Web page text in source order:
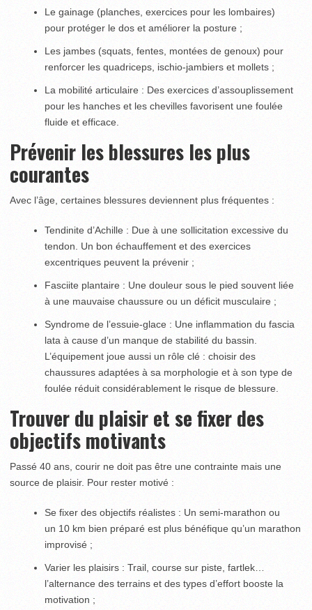
Le gainage (planches, exercices pour les lombaires)
pour protéger le dos et améliorer la posture ;
Les jambes (squats, fentes, montées de genoux) pour
renforcer les quadriceps, ischio-jambiers et mollets ;
La mobilité articulaire : Des exercices d’assouplissement
pour les hanches et les chevilles favorisent une foulée
fluide et efficace.
Prévenir les blessures les plus
courantes
Avec l’âge, certaines blessures deviennent plus fréquentes :
Tendinite d’Achille : Due à une sollicitation excessive du
tendon. Un bon échauffement et des exercices
excentriques peuvent la prévenir ;
Fasciite plantaire : Une douleur sous le pied souvent liée
à une mauvaise chaussure ou un déficit musculaire ;
Syndrome de l’essuie-glace : Une inflammation du fascia
lata à cause d’un manque de stabilité du bassin.
L’équipement joue aussi un rôle clé : choisir des
chaussures adaptées à sa morphologie et à son type de
foulée réduit considérablement le risque de blessure.
Trouver du plaisir et se fixer des
objectifs motivants
Passé 40 ans, courir ne doit pas être une contrainte mais une
source de plaisir. Pour rester motivé :
Se fixer des objectifs réalistes : Un semi-marathon ou
un 10 km bien préparé est plus bénéfique qu’un marathon
improvisé ;
Varier les plaisirs : Trail, course sur piste, fartlek…
l’alternance des terrains et des types d’effort booste la
motivation ;